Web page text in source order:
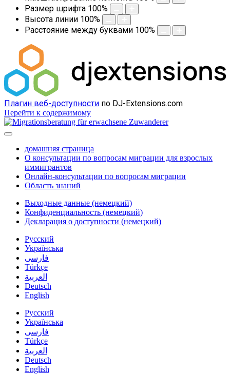
Размер шрифта 100%
Высота линии 100%
Расстояние между буквами 100%
Плагин веб-доступности по DJ-Extensions.com
Перейти к содержимому
домашняя страница
О консультации по вопросам миграции для взрослых
иммигрантов
Онлайн-консультации по вопросам миграции
Область знаний
Выходные данные (немецкий)
Конфиденциальность (немецкий)
Декларация о доступности (немецкий)
Русский
Українська
فارسی
Türkçe
العربية
Deutsch
English
Русский
Українська
فارسی
Türkçe
العربية
Deutsch
English